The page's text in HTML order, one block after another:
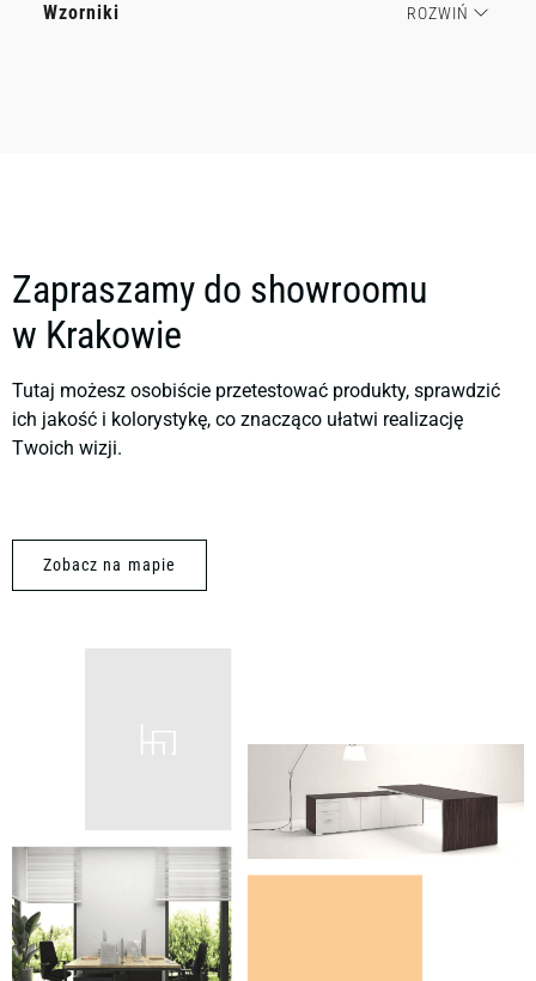
Wzorniki
Zapraszamy do showroomu
w Krakowie
Tutaj możesz osobiście przetestować produkty, sprawdzić
ich jakość i kolorystykę, co znacząco ułatwi realizację
Twoich wizji.
Zobacz na mapie